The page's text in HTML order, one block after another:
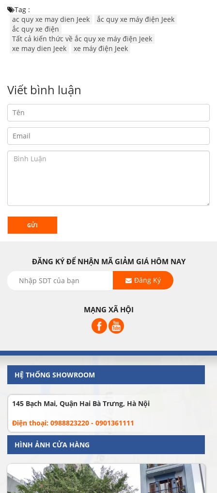
Tag :
ac quy xe may dien Jeek
ắc quy xe máy điện Jeek
ắc quy xe điện
Tất cả kiến thức về ắc quy xe máy điện Jeek
xe may dien Jeek
xe máy điện Jeek
Viết bình luận
GỬI
ĐĂNG KÝ ĐỂ NHẬN MÃ GIẢM GIÁ HÔM NAY
Đăng Ký
MẠNG XÃ HỘI
HỆ THỐNG SHOWROOM
145 Bạch Mai, Quận Hai Bà Trưng, Hà Nội
Điện thoại: 0988823220 - 0901361111
HÌNH ẢNH CỬA HÀNG